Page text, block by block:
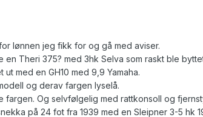
lønnen jeg fikk for og gå med aviser.
en Theri 375? med 3hk Selva som raskt ble
med en GH10 med 9,9 Yamaha.
og derav fargen lyselå.
fargen. Og selvfølgelig med rattkonsoll og
på 24 fot fra 1939 med en Sleipner 3-5 hk